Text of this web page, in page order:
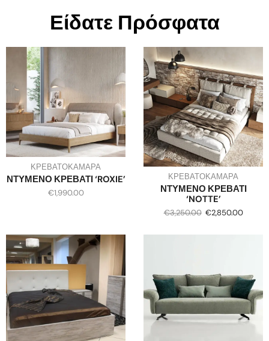
Είδατε Πρόσφατα
ΚΡΕΒΑΤΟΚΑΜΑΡΑ
ΝΤΥΜΕΝΟ ΚΡΕΒΑΤΙ ‘ROXIE’
€1,990.00
ΚΡΕΒΑΤΟΚΑΜΑΡΑ
ΝΤΥΜΕΝΟ ΚΡΕΒΑΤΙ
‘NOTTE’
€3,250.00 €2,850.00